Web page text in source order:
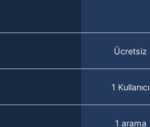
Ücretsiz
1 Kullanıcı
1 arama